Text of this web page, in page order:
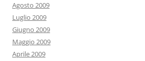
Agosto 2009
Luglio 2009
Giugno 2009
Maggio 2009
Aprile 2009